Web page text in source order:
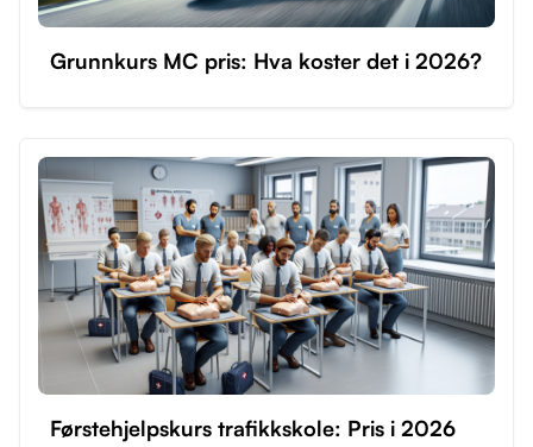
Grunnkurs MC pris: Hva koster det i 2026?
Førstehjelpskurs trafikkskole: Pris i 2026